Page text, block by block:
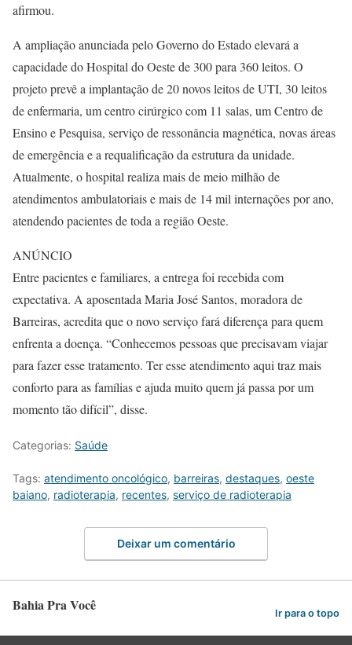
afirmou.
A ampliação anunciada pelo Governo do Estado elevará a
capacidade do Hospital do Oeste de 300 para 360 leitos. O
projeto prevê a implantação de 20 novos leitos de UTI, 30 leitos
de enfermaria, um centro cirúrgico com 11 salas, um Centro de
Ensino e Pesquisa, serviço de ressonância magnética, novas áreas
de emergência e a requalificação da estrutura da unidade.
Atualmente, o hospital realiza mais de meio milhão de
atendimentos ambulatoriais e mais de 14 mil internações por ano,
atendendo pacientes de toda a região Oeste.
ANÚNCIO
Entre pacientes e familiares, a entrega foi recebida com
expectativa. A aposentada Maria José Santos, moradora de
Barreiras, acredita que o novo serviço fará diferença para quem
enfrenta a doença. “Conhecemos pessoas que precisavam viajar
para fazer esse tratamento. Ter esse atendimento aqui traz mais
conforto para as famílias e ajuda muito quem já passa por um
momento tão difícil”, disse.
Categorias: Saúde
Tags: atendimento oncológico, barreiras, destaques, oeste
baiano, radioterapia, recentes, serviço de radioterapia
Deixar um comentário
Bahia Pra Você Ir para o topo